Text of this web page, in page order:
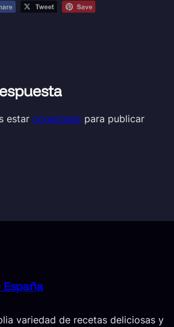
estar conectado para publicar
España
variedad de recetas deliciosas y